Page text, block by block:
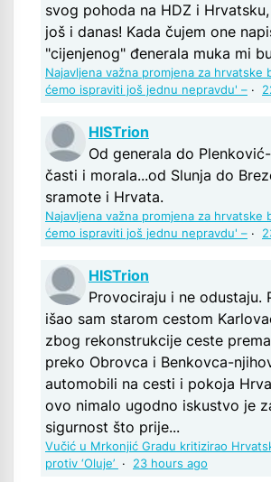
svog pohoda na HDZ i
još i danas! Kada čujem one
"cijenjenog" đenerala muka mi
Najavljena važna promjena za hrvatske
ćemo ispraviti još jednu nepravdu' – ·
HISTrion
Od generala do
časti i morala...od Slunja do
sramote i Hrvata.
Najavljena važna promjena za hrvatske
ćemo ispraviti još jednu nepravdu' – ·
HISTrion
Provociraju i ne odustaju.
išao sam starom cestom
zbog rekonstrukcije ceste
preko Obrovca i Benkovca-
automobili na cesti i pokoja
ovo nimalo ugodno iskustvo je
sigurnost što prije...
Vučić u Mrkonjić Gradu kritizirao
protiv ‘Oluje’ · 23 hours ago